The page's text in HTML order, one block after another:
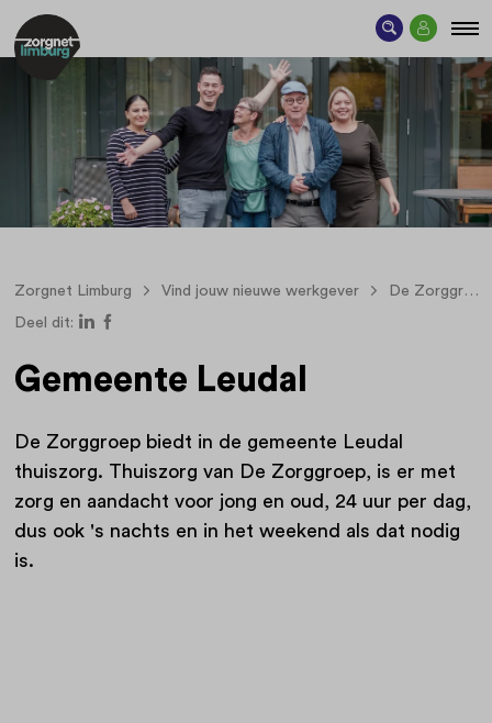
Zorgnet Limburg Vind jouw nieuwe werkgever De Zorggroep
Deel dit:
Gemeente Leudal
De Zorggroep biedt in de gemeente Leudal
thuiszorg. Thuiszorg van De Zorggroep, is er met
zorg en aandacht voor jong en oud, 24 uur per dag,
dus ook 's nachts en in het weekend als dat nodig
is.